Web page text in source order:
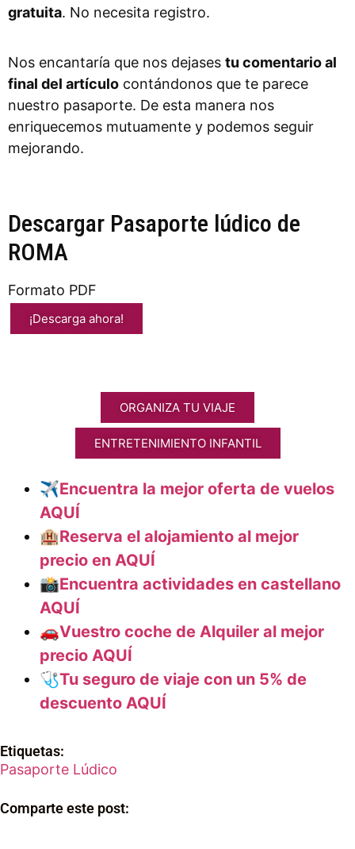
gratuita. No necesita registro.
Nos encantaría que nos dejases tu comentario al
final del artículo contándonos que te parece
nuestro pasaporte. De esta manera nos
enriquecemos mutuamente y podemos seguir
mejorando.
Descargar Pasaporte lúdico de
ROMA
Formato PDF
¡Descarga ahora!
ORGANIZA TU VIAJE
ENTRETENIMIENTO INFANTIL
✈️Encuentra la mejor oferta de vuelos
AQUÍ
🏨Reserva el alojamiento al mejor
precio en AQUÍ
📸Encuentra actividades en castellano
AQUÍ
🚗Vuestro coche de Alquiler al mejor
precio AQUÍ
🩺Tu seguro de viaje con un 5% de
descuento AQUÍ
Etiquetas:
Pasaporte Lúdico
Comparte este post: